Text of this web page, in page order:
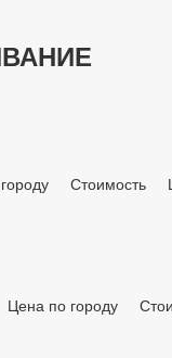
Стоимость
Цена по городу